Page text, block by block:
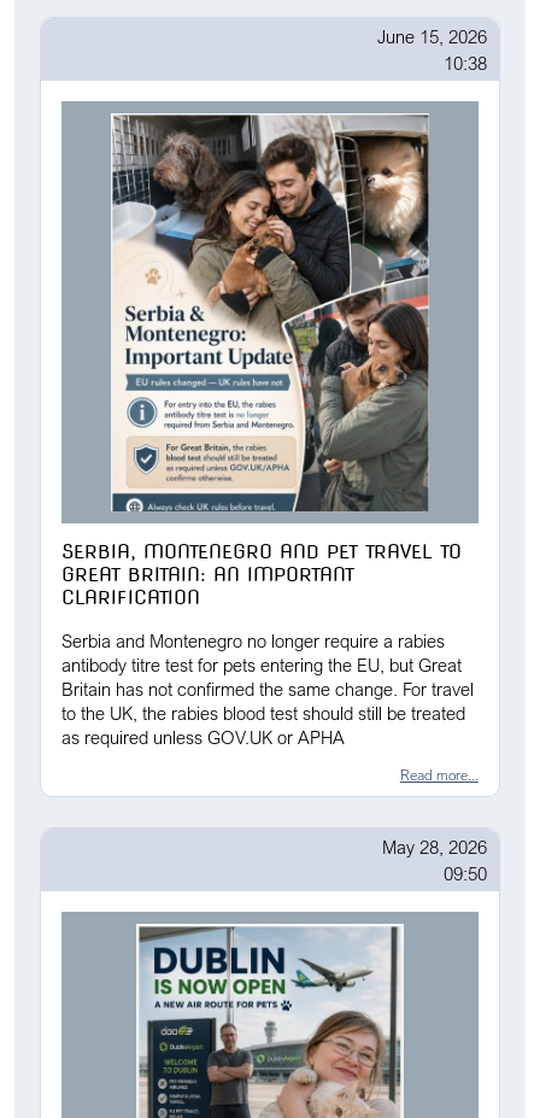
June 15, 2026
10:38
SERBIA, MONTENEGRO AND PET TRAVEL TO
GREAT BRITAIN: AN IMPORTANT
CLARIFICATION
Serbia and Montenegro no longer require a rabies
antibody titre test for pets entering the EU, but Great
Britain has not confirmed the same change. For travel
to the UK, the rabies blood test should still be treated
as required unless GOV.UK or APHA
Read more...
May 28, 2026
09:50